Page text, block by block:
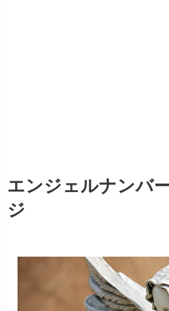
エンジェルナンバ
ジ